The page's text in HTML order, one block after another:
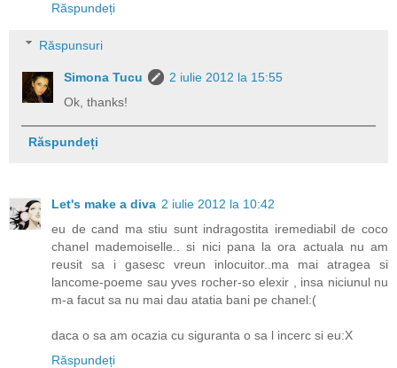
Răspundeți
Răspunsuri
Simona Tucu
2 iulie 2012 la 15:55
Ok, thanks!
Răspundeți
Let's make a diva 2 iulie 2012 la 10:42
eu de cand ma stiu sunt indragostita iremediabil de coco
chanel mademoiselle.. si nici pana la ora actuala nu am
reusit sa i gasesc vreun inlocuitor..ma mai atragea si
lancome-poeme sau yves rocher-so elexir , insa niciunul nu
m-a facut sa nu mai dau atatia bani pe chanel:(
daca o sa am ocazia cu siguranta o sa l incerc si eu:X
Răspundeți